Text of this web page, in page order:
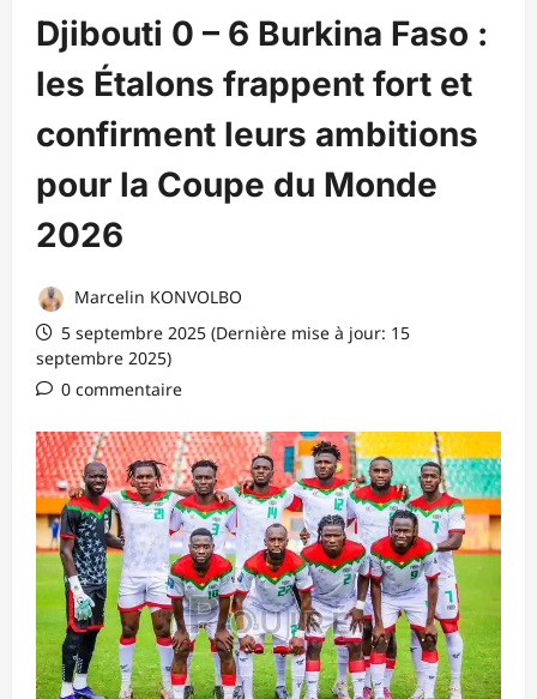
Djibouti 0 – 6 Burkina Faso :
les Étalons frappent fort et
confirment leurs ambitions
pour la Coupe du Monde
2026
Marcelin KONVOLBO
5 septembre 2025 (Dernière mise à jour: 15
septembre 2025)
0 commentaire